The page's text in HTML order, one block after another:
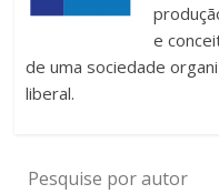
e
de uma sociedade
liberal.
Pesquise por autor